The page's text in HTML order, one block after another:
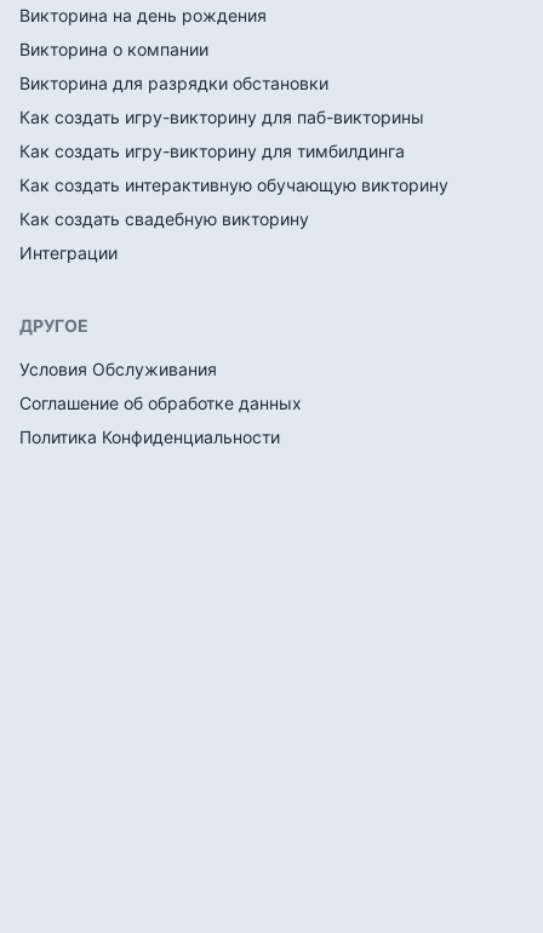
Викторина на день рождения
Викторина о компании
Викторина для разрядки обстановки
Как создать игру-викторину для паб-викторины
Как создать игру-викторину для тимбилдинга
Как создать интерактивную обучающую викторину
Как создать свадебную викторину
Интеграции
ДРУГОЕ
Условия Обслуживания
Соглашение об обработке данных
Политика Конфиденциальности